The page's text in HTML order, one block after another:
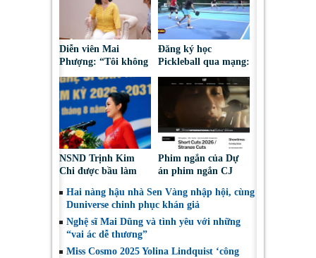
Diễn viên Mai
Phượng: “Tôi không
bao giờ hối hận về
những gì mình đã
chọn”
Đăng ký học
Pickleball qua mạng:
Nguy cơ bị chiếm
đoạt tài sản
NSND Trịnh Kim
Chi được bầu làm
Nghệ sĩ Sân khấu
Việt Nam
Phim ngắn của Dự
án phim ngắn CJ
tại LHP quốc tế
Toronto 2026
Hai nàng hậu nhà Sen Vàng nhập hội, cùng
Duniverse chinh phục khán giả
Nghệ sĩ Mai Dũng và tình yêu với những
“vai ác dễ thương”
Miss Cosmo 2025 Yolina Lindquist ‘công